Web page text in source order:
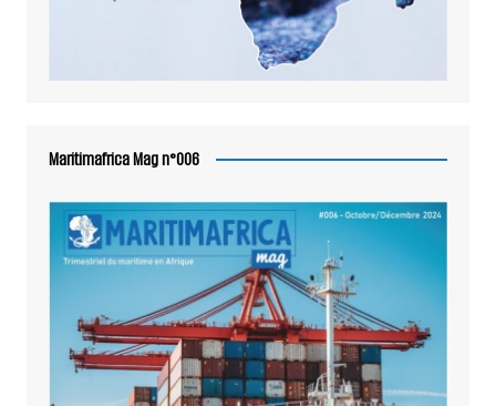
Maritimafrica Mag n°006